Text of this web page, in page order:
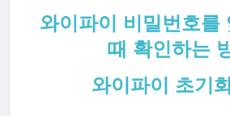
와이파이 비밀번호를
때 확인하는
와이파이 초기